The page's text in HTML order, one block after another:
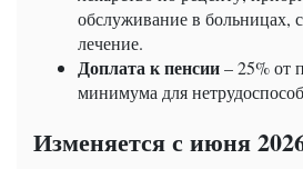
обслуживание в больницах,
лечение.
Доплата к пенсии– 25% от
минимума для
Изменяется с июня